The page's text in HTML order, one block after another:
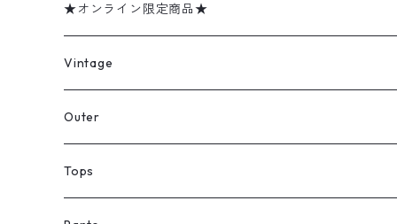
★オンライン限定商品★
ミリタリーデッドストック
アウター
デニムジャケット
ミリタリージャケット
トップス
半袖シャツ
Vintage
Jacket
Tee
Outer
コート
Tops